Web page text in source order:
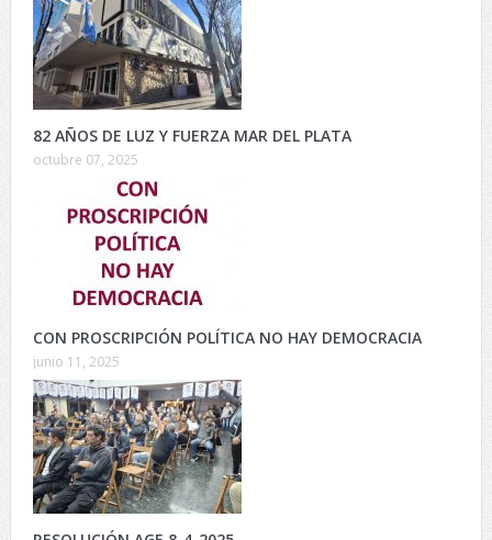
82 AÑOS DE LUZ Y FUERZA MAR DEL PLATA
octubre 07, 2025
CON PROSCRIPCIÓN POLÍTICA NO HAY DEMOCRACIA
junio 11, 2025